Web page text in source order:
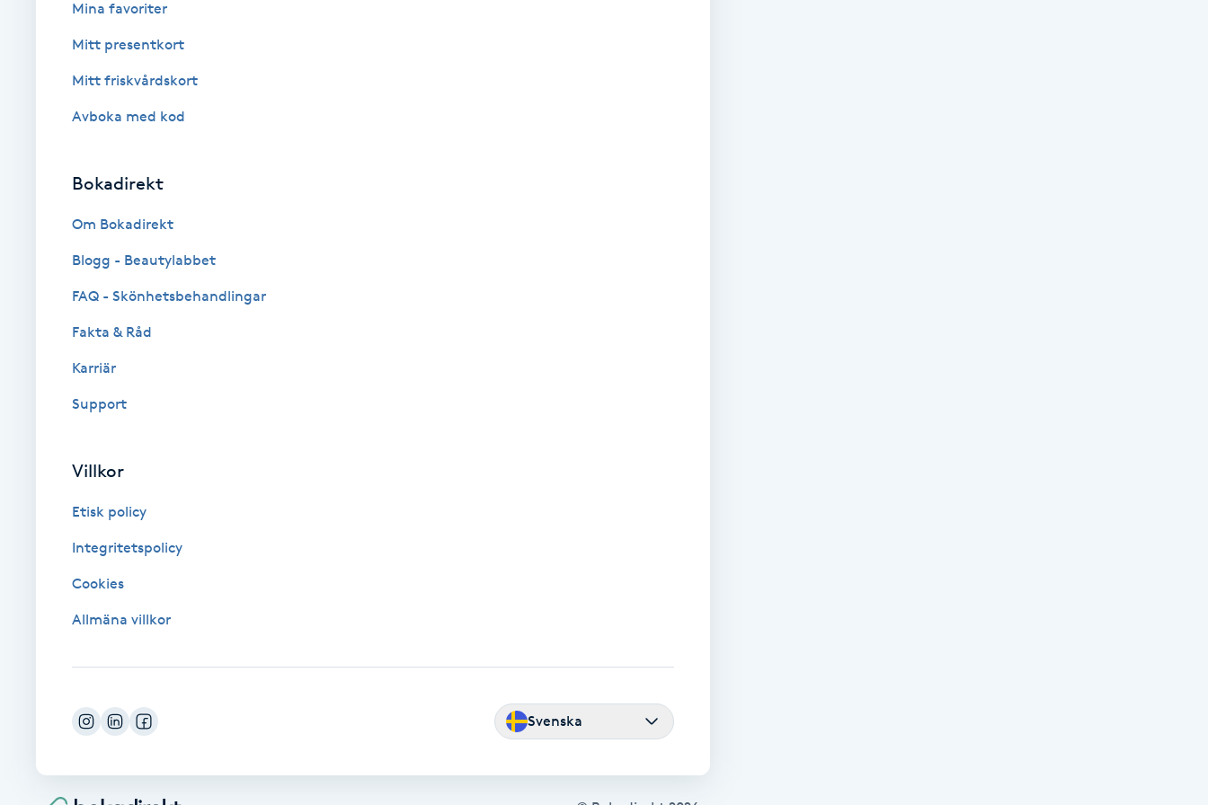
Fransborttagning
Fransfärgning
Fransförlängning Megavolym
Fransförlängning Volym
Fransrengöring
Friskvårdsmassage
Funktionsanalys
Färgning
Mina favoriter
Mitt presentkort
Mitt friskvårdskort
Avboka med kod
Bokadirekt
Om Bokadirekt
Blogg - Beautylabbet
FAQ - Skönhetsbehandlingar
Fakta & Råd
Karriär
Support
Villkor
Etisk policy
Integritetspolicy
Cookies
Allmäna villkor
Svenska